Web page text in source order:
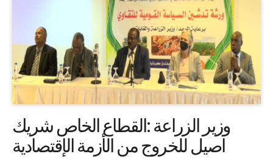
وزير الزراعة :القطاع الخاص شريك
اصيل للخروج من الأزمة الإقتصادية